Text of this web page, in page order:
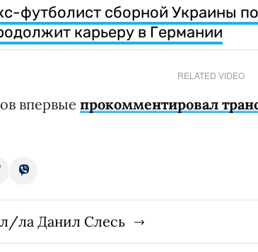
футболист сборной Украины
карьеру в Германии
RELATED VIDEO
впервые прокомментировал
ла Данил Слесь